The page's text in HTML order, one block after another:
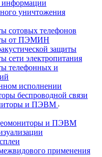
информации
уничтожения
сотовых телефонов
от ПЭМИН
защиты
сети электропитания
телефонных и
исполнении
беспроводной связи
и ПЭВМ
и ПЭВМ
применения